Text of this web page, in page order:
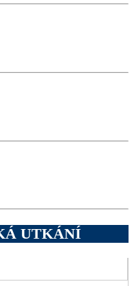
UTKÁNÍ